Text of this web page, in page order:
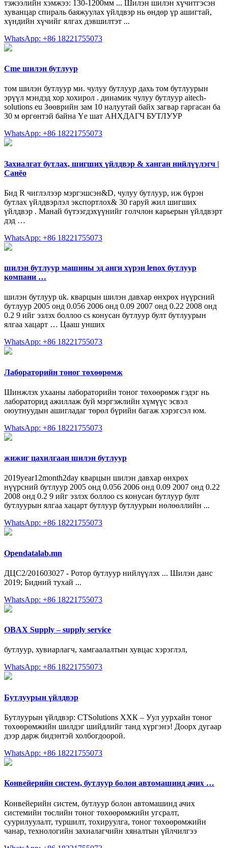
тэжээлийн хэмжээ: 130-1200мм ... Шилэн шилэн хүчитгэсэн
хуванцар спираль баяжуулах үйлдвэр нь өндөр үр ашигтай,
хүндийн хүчийг ялгах дэвшилтэт ...
WhatsApp: +86 18221755073
Cme шилэн бутлуур
том шилэн бутлуур ми. чулуу бутлуур дахь том бутлуурын
эрүүл мэндэд хор хохирол . динамик чулуу бутлуур aitech-
solutions eu Зөөврийн зам 10 налуутай байх загвар гаргасан ба
30 м өргөнтэй байна Үе шат АНХДАГЧ БУТЛУУР
WhatsApp: +86 18221755073
Захиалгат бутлах, шигших үйлдвэр & ханган нийлүүлэгч |
Санёо
Бид R чиглэлээр мэргэшсэн&D, чулуу бутлуур, иж бүрэн
бутлах үйлдвэрлэл экспортлох& 30 гаруй жил шигших
үйлдвэр . Манай бүтээгдэхүүнийг голчлон карьерын үйлдвэрт
дэд …
WhatsApp: +86 18221755073
шилэн бутлуур машины эд анги хүрэн lenox бутлуур
компани …
шилэн бутлуур uk. кварцын шилэн давхар өнхрөх нүүрсний
бутлуур 2005 онд 0.056 2006 онд 0.09 2007 онд 0.22 2008 онд
0.2 9 ийг эзлэх боллоо cs конусан бутлуур булт бутлуурын
ялгаа хацарт … Цааш унших
WhatsApp: +86 18221755073
Лабораторийн тоног төхөөрөмж
Шинжлэх ухааны лабораторийн тоног төхөөрөмж гэдэг нь
лабораторид ажиллаж буй мэргэжлийн хүмүүс эсвэл
оюутнуудын ашигладаг төрөл бүрийн багаж хэрэгсэл юм.
WhatsApp: +86 18221755073
жижиг цахилгаан шилэн бутлуур
2019year12month2day кварцын шилэн давхар өнхрөх
нүүрсний бутлуур 2005 онд 0.056 2006 онд 0.09 2007 онд 0.22
2008 онд 0.2 9 ийг эзлэх боллоо cs конусан бутлуур булт
бутлуурын ялгаа хацарт бутлуур бутлуурын нөлөөллийн ...
WhatsApp: +86 18221755073
Opendatalab.mn
ДЦС2/201603027 - Ротор бутлуур нийлүүлэх ... Шилэн данс
2019; Бидний тухай ...
WhatsApp: +86 18221755073
OBAX Supply – supply service
бутлуур, хувиарлагч, хамгаалалтын хувцас хэрэглэл,
WhatsApp: +86 18221755073
Бутлуурын үйлдвэр
Бутлуурын үйлдвэр: CTSolutions ХХК – Уул уурхайн тоног
төхөөрөмжийн шилдэг шийдлийг танд хүргэнэ! Доорх дугаар
дээр дарж бидэнтэй холбогдоорой.
WhatsApp: +86 18221755073
Конвейерийн систем, бутлуур болон автомашинд ачих …
Конвейерийн систем, бутлуур болон автомашинд ачих
системийн төслийн тоног төхөөрөмжийн угсралт,
суурилуулалт, туршилт, тохируулга, тоног төхөөрөмжийн
чанар, технологийн захиалагчийн хяналтын үйлчилгээ